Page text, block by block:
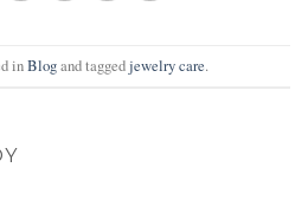
inBlogand taggedjewelry care.